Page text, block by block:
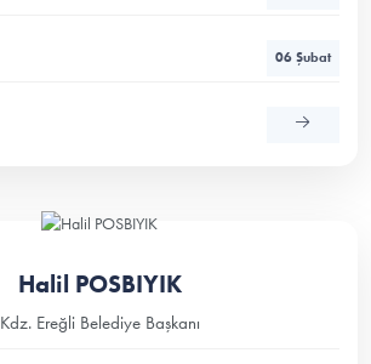
06 Şubat
Halil POSBIYIK
Kdz. Ereğli Belediye Başkanı